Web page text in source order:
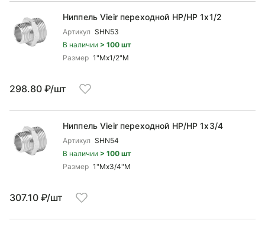
Ниппель Vieir переходной НР/НР 1x1/2
Артикул SHN53
В наличии > 100 шт
Размер 1"Mx1/2"М
298.80 ₽/шт
Ниппель Vieir переходной НР/НР 1x3/4
Артикул SHN54
В наличии > 100 шт
Размер 1"Mx3/4"М
307.10 ₽/шт